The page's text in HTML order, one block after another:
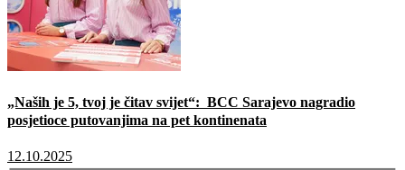
„Naših je 5, tvoj je čitav svijet“: BCC Sarajevo nagradio
posjetioce putovanjima na pet kontinenata
12.10.2025